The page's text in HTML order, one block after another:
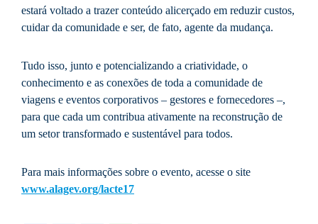
estará voltado a trazer conteúdo alicerçado em reduzir custos,
cuidar da comunidade e ser, de fato, agente da mudança.
Tudo isso, junto e potencializando a criatividade, o
conhecimento e as conexões de toda a comunidade de
viagens e eventos corporativos – gestores e fornecedores –,
para que cada um contribua ativamente na reconstrução de
um setor transformado e sustentável para todos.
Para mais informações sobre o evento, acesse o site
www.alagev.org/lacte17